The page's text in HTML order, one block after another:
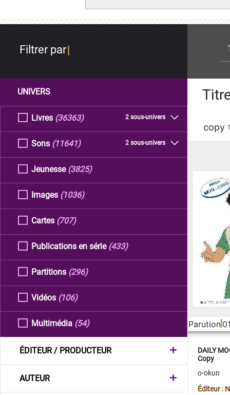
Filtrer par
UNIVERS
Livres 2 sous-univers
(36363)
Sons 2 sous-univers
(11641)
Jeunesse (3825)
Images (1036)
Cartes (707)
Publications en série (433)
Partitions (296)
Vidéos (106)
Multimédia (54)
ÉDITEUR / PRODUCTEUR
AUTEUR
copy
Parution
DAILY
Copy
o-okun
Éditeur :